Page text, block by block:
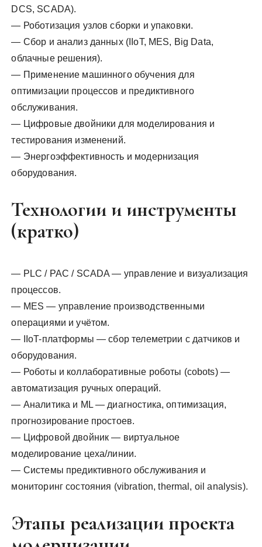
DCS, SCADA).
— Роботизация узлов сборки и упаковки.
— Сбор и анализ данных (IIoT, MES, Big Data,
облачные решения).
— Применение машинного обучения для
оптимизации процессов и предиктивного
обслуживания.
— Цифровые двойники для моделирования и
тестирования изменений.
— Энергоэффективность и модернизация
оборудования.
Технологии и инструменты
(кратко)
— PLC / PAC / SCADA — управление и визуализация
процессов.
— MES — управление производственными
операциями и учётом.
— IIoT-платформы — сбор телеметрии с датчиков и
оборудования.
— Роботы и коллаборативные роботы (cobots) —
автоматизация ручных операций.
— Аналитика и ML — диагностика, оптимизация,
прогнозирование простоев.
— Цифровой двойник — виртуальное
моделирование цеха/линии.
— Системы предиктивного обслуживания и
мониторинг состояния (vibration, thermal, oil analysis).
Этапы реализации проекта